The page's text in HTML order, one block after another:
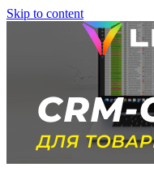
Skip to content